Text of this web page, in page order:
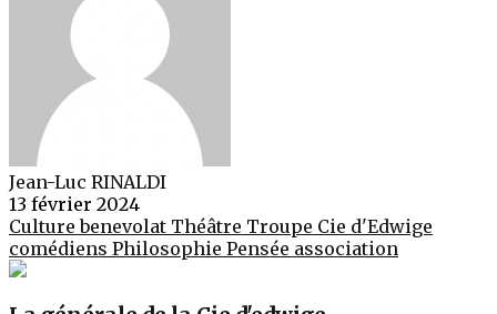
Jean-Luc RINALDI
13 février 2024
Culturebenevolat Théâtre Troupe Cie d'Edwige
comédiens Philosophie Pensée association